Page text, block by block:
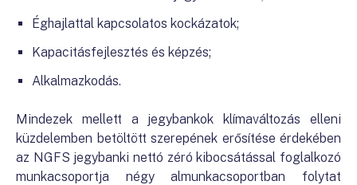
Éghajlattal kapcsolatos kockázatok;
Kapacitásfejlesztés és képzés;
Alkalmazkodás.
Mindezek mellett a jegybankok klímaváltozás elleni
küzdelemben betöltött szerepének erősítése érdekében
az NGFS jegybanki nettó zéró kibocsátással foglalkozó
munkacsoportja négy almunkacsoportban folytat